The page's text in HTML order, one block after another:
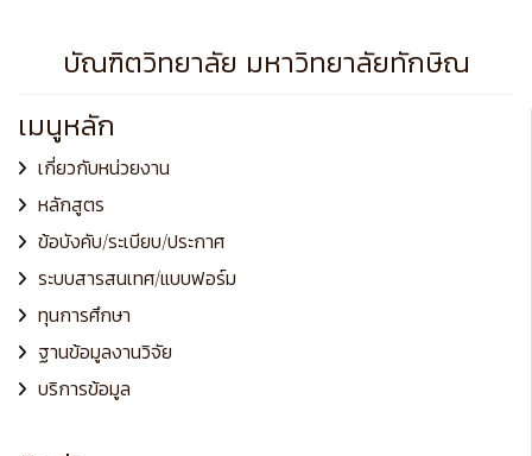
บัณฑิตวิทยาลัย มหาวิทยาลัยทักษิณ
เมนูหลัก
เกี่ยวกับหน่วยงาน
หลักสูตร
ข้อบังคับ/ระเบียบ/ประกาศ
ระบบสารสนเทศ/แบบฟอร์ม
ทุนการศึกษา
ฐานข้อมูลงานวิจัย
บริการข้อมูล